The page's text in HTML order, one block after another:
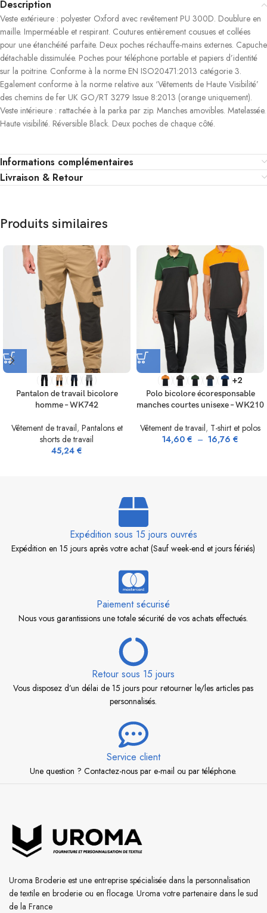
Description
Veste extérieure : polyester Oxford avec revêtement PU 300D. Doublure en
maille. Imperméable et respirant. Coutures entièrement cousues et collées
pour une étanchéité parfaite. Deux poches réchauffe-mains externes. Capuche
détachable dissimulée. Poches pour téléphone portable et papiers d’identité
sur la poitrine. Conforme à la norme EN ISO20471:2013 catégorie 3.
Egalement conforme à la norme relative aux ‘Vêtements de Haute Visibilité’
des chemins de fer UK GO/RT 3279 Issue 8:2013 (orange uniquement).
Veste intérieure : rattachée à la parka par zip. Manches amovibles. Matelassée.
Haute visibilité. Réversible Black. Deux poches de chaque côté.
Informations complémentaires
Livraison & Retour
Produits similaires
Pantalon de travail bicolore
homme – WK742
Vêtement de travail, Pantalons et
shorts de travail
45,24 €
+2
Polo bicolore écoresponsable
manches courtes unisexe – WK210
Vêtement de travail, T-shirt et polos
14,60 € – 16,76 €
Expédition sous 15 jours ouvrés
Expédition en 15 jours après votre achat (Sauf week-end et jours fériés)
Paiement sécurisé
Nous vous garantissions une totale sécurité de vos achats effectués.
Retour sous 15 jours
Vous disposez d’un délai de 15 jours pour retourner le/les articles pas
personnalisés.
Service client
Une question ? Contactez-nous par e-mail ou par téléphone.
Uroma Broderie est une entreprise spécialisée dans la personnalisation
de textile en broderie ou en flocage. Uroma votre partenaire dans le sud
de la France